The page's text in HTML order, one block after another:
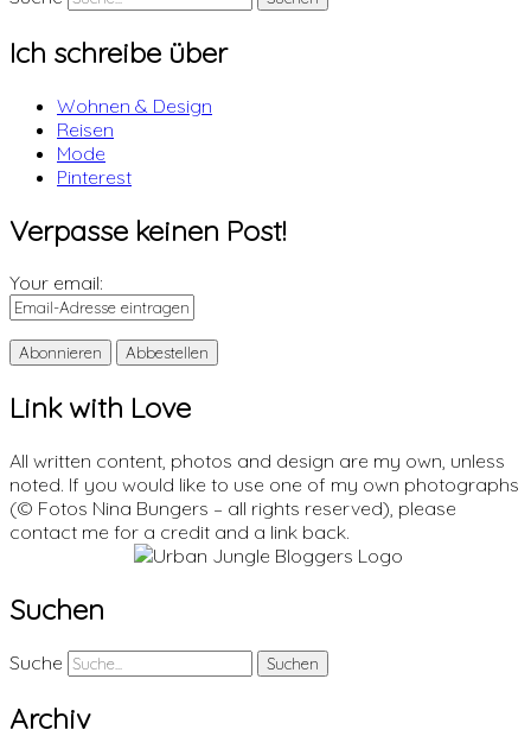
Ich schreibe über
Wohnen & Design
Reisen
Mode
Pinterest
Verpasse keinen Post!
Your email:
Link with Love
All written content, photos and design are my own, unless
noted. If you would like to use one of my own photographs
(© Fotos Nina Bungers – all rights reserved), please
contact me for a credit and a link back.
Suchen
Suche
Archiv